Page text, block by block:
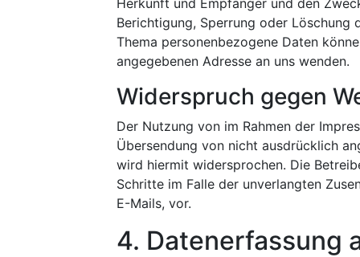
Herkunft und Empfänger und den
Berichtigung, Sperrung oder Löschung
Thema personenbezogene Daten
angegebenen Adresse an uns wenden.
Widerspruch gegen
Der Nutzung von im Rahmen der
Übersendung von nicht ausdrücklich
wird hiermit widersprochen. Die
Schritte im Falle der unverlangten
E-Mails, vor.
4. Datenerfassung